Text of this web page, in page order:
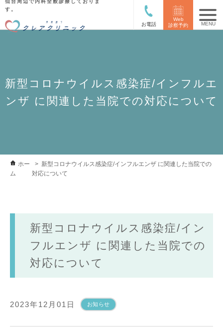
す。
お電話
Web
診察予約
新型コロナウイルス感染症/インフルエ
ンザ に関連した当院での対応について
ホー
ム
新型コロナウイルス感染症/インフルエンザ に関連した当院での
対応について
新型コロナウイルス感染症/イン
フルエンザ に関連した当院での
対応について
2023年12月01日 お知らせ